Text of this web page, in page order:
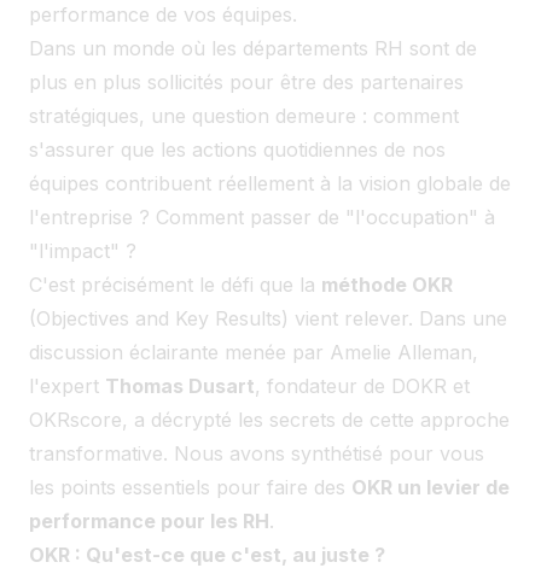
performance de vos équipes.
Dans un monde où les départements RH sont de
plus en plus sollicités pour être des partenaires
stratégiques, une question demeure : comment
s'assurer que les actions quotidiennes de nos
équipes contribuent réellement à la vision globale de
l'entreprise ? Comment passer de "l'occupation" à
"l'impact" ?
C'est précisément le défi que la méthode OKR
(Objectives and Key Results) vient relever. Dans une
discussion éclairante menée par Amelie Alleman,
l'expert Thomas Dusart, fondateur de DOKR et
OKRscore, a décrypté les secrets de cette approche
transformative. Nous avons synthétisé pour vous
les points essentiels pour faire des OKR un levier de
performance pour les RH.
OKR : Qu'est-ce que c'est, au juste ?